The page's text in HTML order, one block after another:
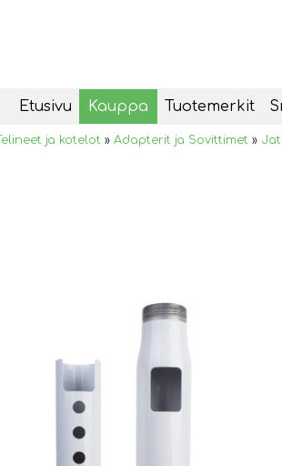
Etusivu Kauppa Tuotemerkit
Telineet ja kotelot » Adapterit ja Sovittimet »